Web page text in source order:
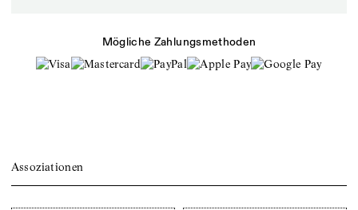
Mögliche Zahlungsmethoden
Assoziationen